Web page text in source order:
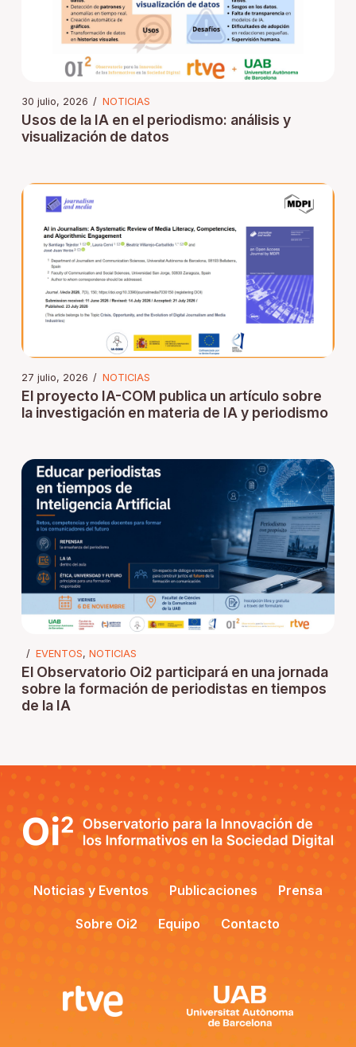
30 julio, 2026 / NOTICIAS
Usos de la IA en el periodismo: análisis y
visualización de datos
27 julio, 2026 / NOTICIAS
El proyecto IA-COM publica un artículo sobre
la investigación en materia de IA y periodismo
/ EVENTOS, NOTICIAS
El Observatorio Oi2 participará en una jornada
sobre la formación de periodistas en tiempos
de la IA
Noticias y Eventos Publicaciones Prensa
Sobre Oi2 Equipo Contacto